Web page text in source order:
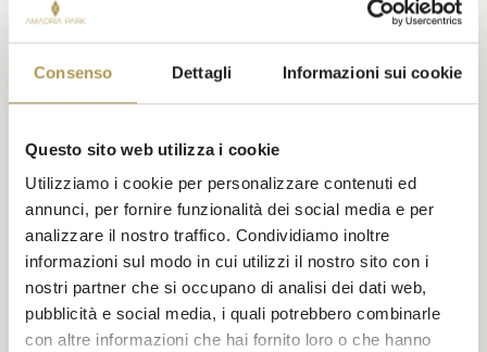
Consenso Dettagli Informazioni sui cookie
Questo sito web utilizza i cookie
Utilizziamo i cookie per personalizzare contenuti ed
annunci, per fornire funzionalità dei social media e per
analizzare il nostro traffico. Condividiamo inoltre
informazioni sul modo in cui utilizzi il nostro sito con i
nostri partner che si occupano di analisi dei dati web,
pubblicità e social media, i quali potrebbero combinarle
con altre informazioni che hai fornito loro o che hanno